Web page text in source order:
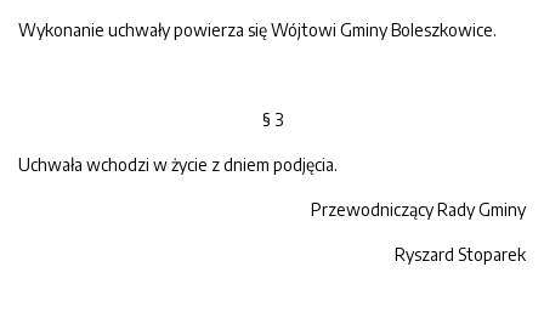
Wykonanie uchwały powierza się Wójtowi Gminy Boleszkowice.
§ 3
Uchwała wchodzi w życie z dniem podjęcia.
Przewodniczący Rady Gminy
Ryszard Stoparek